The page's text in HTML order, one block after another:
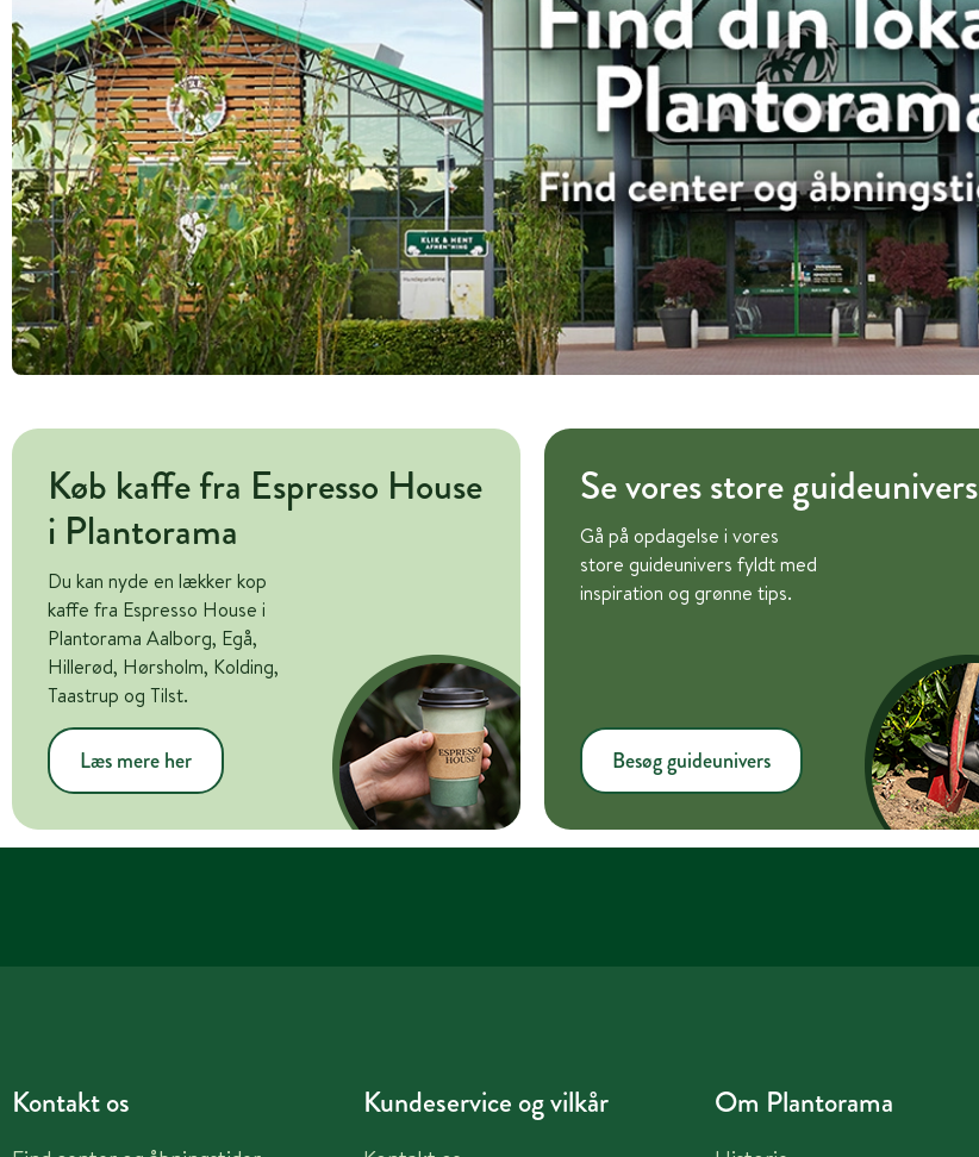
Køb kaffe fra Espresso House
i Plantorama
Du kan nyde en lækker kop
kaffe fra Espresso House i
Plantorama Aalborg, Egå,
Hillerød, Hørsholm, Kolding,
Taastrup og Tilst.
Læs mere her
Se vores store guideunivers
Gå på opdagelse i vores
store guideunivers fyldt med
inspiration og grønne tips.
Besøg guideunivers
Kontakt os Kundeservice og vilkår Om Plantorama